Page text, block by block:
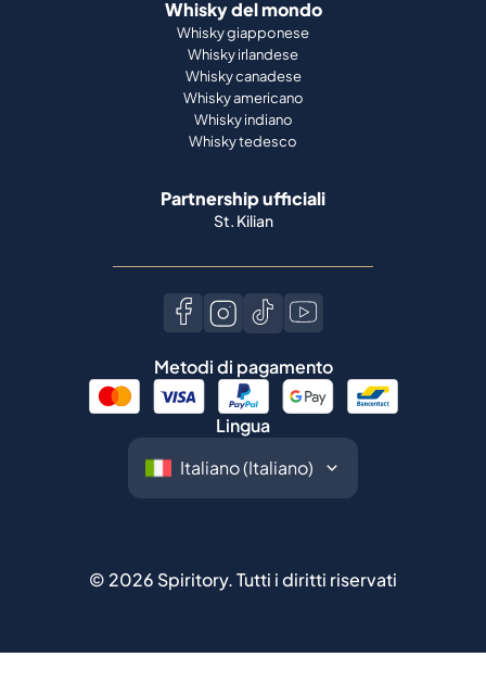
Whisky del mondo
Whisky giapponese
Whisky irlandese
Whisky canadese
Whisky americano
Whisky indiano
Whisky tedesco
Partnership ufficiali
St. Kilian
Metodi di pagamento
Lingua
© 2026 Spiritory.Tutti i diritti riservati